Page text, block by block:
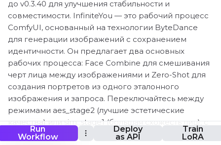
Run
Workflow
Deploy
as API
Train
LoRA
до v0.3.40 для улучшения стабильности и
совместимости. InfiniteYou — это рабочий процесс
ComfyUI, основанный на технологии ByteDance
для генерации изображений с сохранением
идентичности. Он предлагает два основных
рабочих процесса: Face Combine для смешивания
черт лица между изображениями и Zero-Shot для
создания портретов из одного эталонного
изображения и запроса. Переключайтесь между
режимами aes_stage2 (лучшие эстетические
качества) или sim_stage1 (большая схожесть лиц), с
полной настройкой параметров и поддержкой